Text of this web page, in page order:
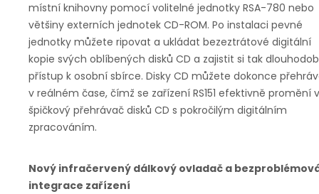
místní knihovny pomocí volitelné jednotky RSA-780 nebo
většiny externích jednotek CD-ROM. Po instalaci pevné
jednotky můžete ripovat a ukládat bezeztrátové digitální
kopie svých oblíbených disků CD a zajistit si tak
přístup k osobní sbírce. Disky CD můžete dokonce
v reálném čase, čímž se zařízení RS151 efektivně promění
špičkový přehrávač disků CD s pokročilým digitálním
zpracováním.
Nový infračervený dálkový ovladač a
integrace zařízení